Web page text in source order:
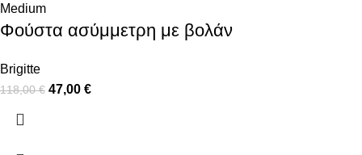
Medium
Φούστα ασύμμετρη με βολάν
Brigitte
118,00€ 47,00 €